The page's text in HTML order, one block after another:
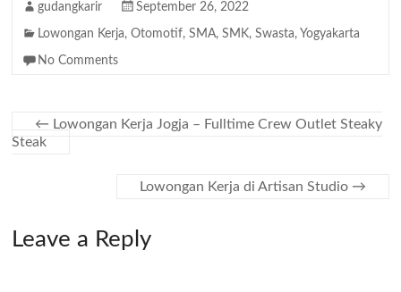
gudangkarir September 26, 2022
Lowongan Kerja,Otomotif,SMA,SMK,Swasta, Yogyakarta
No Comments
← Lowongan Kerja Jogja – Fulltime Crew Outlet Steaky
Steak
Lowongan Kerja di Artisan Studio →
Leave a Reply